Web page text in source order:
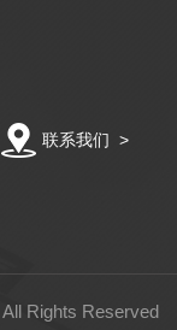
联系我们 >
All Rights Reserved